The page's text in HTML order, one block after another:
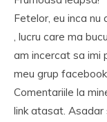
Fetelor, eu inca
, lucru care ma
am incercat sa imi
meu grup
Comentariile la
link atasat.